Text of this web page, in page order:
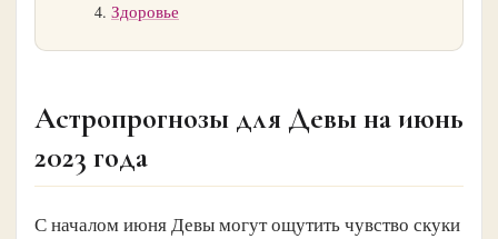
Здоровье
Астропрогнозы для Девы на июнь
2023 года
С началом июня Девы могут ощутить чувство скуки